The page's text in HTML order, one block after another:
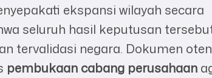
ekspansi wilayah secara
seluruh hasil keputusan
tervalidasi negara. Dokumen
pembukaan cabang perusahaan